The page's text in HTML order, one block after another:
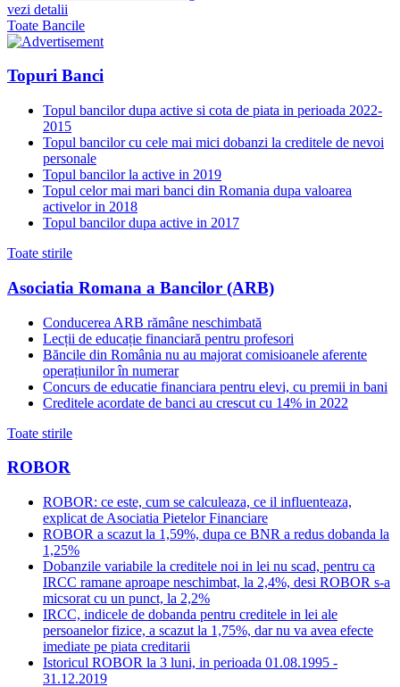
vezi detalii
Toate Bancile
Topuri Banci
Topul bancilor dupa active si cota de piata in perioada 2022-
2015
Topul bancilor cu cele mai mici dobanzi la creditele de nevoi
personale
Topul bancilor la active in 2019
Topul celor mai mari banci din Romania dupa valoarea
activelor in 2018
Topul bancilor dupa active in 2017
Toate stirile
Asociatia Romana a Bancilor (ARB)
Conducerea ARB rămâne neschimbată
Lecții de educație financiară pentru profesori
Băncile din România nu au majorat comisioanele aferente
operațiunilor în numerar
Concurs de educatie financiara pentru elevi, cu premii in bani
Creditele acordate de banci au crescut cu 14% in 2022
Toate stirile
ROBOR
ROBOR: ce este, cum se calculeaza, ce il influenteaza,
explicat de Asociatia Pietelor Financiare
ROBOR a scazut la 1,59%, dupa ce BNR a redus dobanda la
1,25%
Dobanzile variabile la creditele noi in lei nu scad, pentru ca
IRCC ramane aproape neschimbat, la 2,4%, desi ROBOR s-a
micsorat cu un punct, la 2,2%
IRCC, indicele de dobanda pentru creditele in lei ale
persoanelor fizice, a scazut la 1,75%, dar nu va avea efecte
imediate pe piata creditarii
Istoricul ROBOR la 3 luni, in perioada 01.08.1995 -
31.12.2019